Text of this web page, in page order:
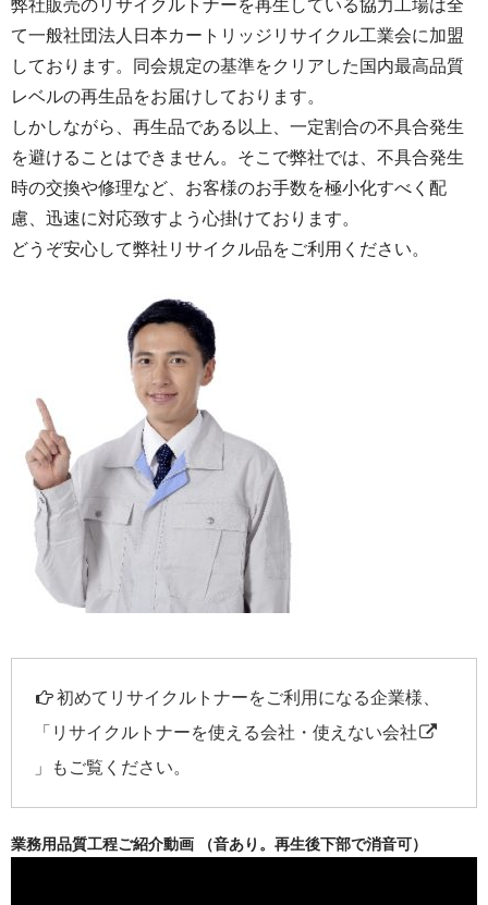
弊社販売のリサイクルトナーを再生している協力工場は全
て一般社団法人日本カートリッジリサイクル工業会に加盟
しております。同会規定の基準をクリアした国内最高品質
レベルの再生品をお届けしております。
しかしながら、再生品である以上、一定割合の不具合発生
を避けることはできません。そこで弊社では、不具合発生
時の交換や修理など、お客様のお手数を極小化すべく配
慮、迅速に対応致すよう心掛けております。
どうぞ安心して弊社リサイクル品をご利用ください。
初めてリサイクルトナーをご利用になる企業様、
「 リサイクルトナーを使える会社・使えない会社
」もご覧ください。
業務用品質工程ご紹介動画 （音あり。再生後下部で消音可）